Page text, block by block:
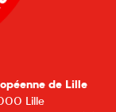
de Lille
Lille